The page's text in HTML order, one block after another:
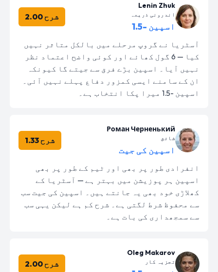
Lenin Zhuk
اندرونی ذریعہ
اسپین -1.5
شرح 2.00
آسٹریا نے گروپ مرحلے میں بالکل متاثر نہیں
کیا — 6 گول کھائے اور کوئی واضح اعتماد نظر
نہیں آیا۔ اسپین بڑے فرق سے جیتے گا کیونکہ
ان کے سامنے ایسی کمزور دفاع پہلے نہیں آئی۔
اسپین -1.5 میرا پکا انتخاب ہے۔
Роман Черненький
شائق
اسپین کی جیت
شرح 1.33
انفرادی طور پر بھی اور ٹیم کے طور پر بھی
اسپین ہر پوزیشن میں بہتر ہے — آسٹریا کے
کھلاڑی خود بھی یہ جانتے ہیں۔ اسپین کی جیت سب
سے محفوظ شرط لگتی ہے۔ شرح کم ہے لیکن یہی سب
سے سمجھداری کی بات ہے۔
Oleg Makarov
تجزیہ کار شرح 2.00